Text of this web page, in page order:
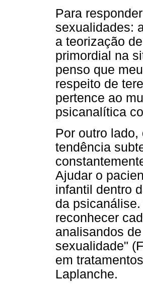
Para
sexualidades:
a teorização
primordial na
penso que
respeito de
pertence ao
psicanalítica
Por outro
tendência
Ajudar o
infantil dentro
da
reconhecer
analisandos
sexualidade"
em
Laplanche.